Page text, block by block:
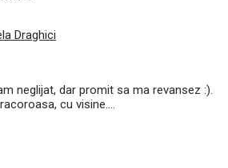
Draghici
neglijat, dar promit sa ma revansez :).
cu visine....